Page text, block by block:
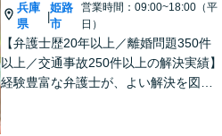
兵庫
県
|
姫路
市
営業時間：09:00~18:00（平
日）
【弁護士歴20年以上／離婚問題350件
以上／交通事故250件以上の解決実績】
経験豊富な弁護士が、よい解決を図り